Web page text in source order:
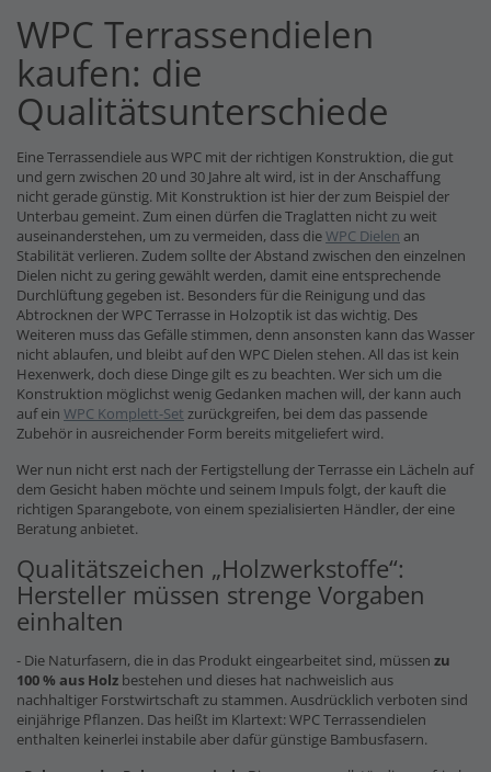
WPC Terrassendielen
kaufen: die
Qualitätsunterschiede
Eine Terrassendiele aus WPC mit der richtigen Konstruktion, die gut
und gern zwischen 20 und 30 Jahre alt wird, ist in der Anschaffung
nicht gerade günstig. Mit Konstruktion ist hier der zum Beispiel der
Unterbau gemeint. Zum einen dürfen die Traglatten nicht zu weit
auseinanderstehen, um zu vermeiden, dass dieWPC Dielen an
Stabilität verlieren. Zudem sollte der Abstand zwischen den einzelnen
Dielen nicht zu gering gewählt werden, damit eine entsprechende
Durchlüftung gegeben ist. Besonders für die Reinigung und das
Abtrocknen der WPC Terrasse in Holzoptik ist das wichtig. Des
Weiteren muss das Gefälle stimmen, denn ansonsten kann das Wasser
nicht ablaufen, und bleibt auf den WPC Dielen stehen. All das ist kein
Hexenwerk, doch diese Dinge gilt es zu beachten. Wer sich um die
Konstruktion möglichst wenig Gedanken machen will, der kann auch
auf ein WPC Komplett-Set zurückgreifen, bei dem das passende
Zubehör in ausreichender Form bereits mitgeliefert wird.
Wer nun nicht erst nach der Fertigstellung der Terrasse ein Lächeln auf
dem Gesicht haben möchte und seinem Impuls folgt, der kauft die
richtigen Sparangebote, von einem spezialisierten Händler, der eine
Beratung anbietet.
Qualitätszeichen „Holzwerkstoffe“:
Hersteller müssen strenge Vorgaben
einhalten
- Die Naturfasern, die in das Produkt eingearbeitet sind, müssen zu
100 % aus Holz bestehen und dieses hat nachweislich aus
nachhaltiger Forstwirtschaft zu stammen. Ausdrücklich verboten sind
einjährige Pflanzen. Das heißt im Klartext: WPC Terrassendielen
enthalten keinerlei instabile aber dafür günstige Bambusfasern.